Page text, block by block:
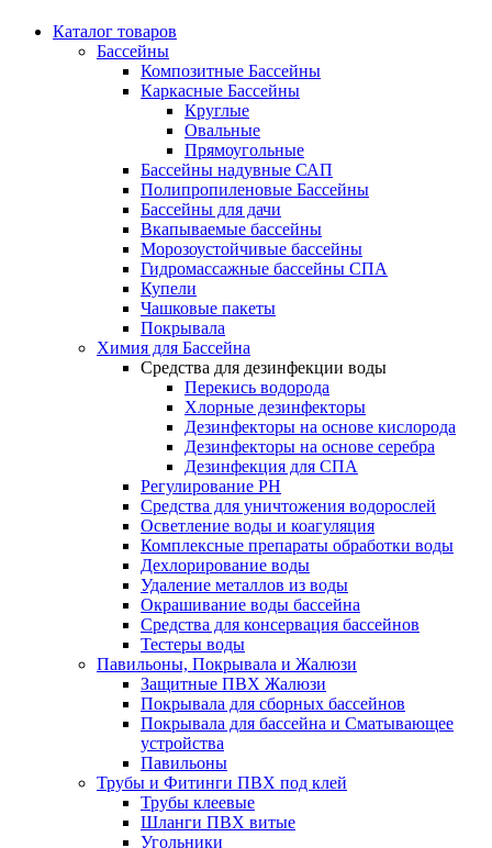
Каталог товаров
Бассейны
Композитные Бассейны
Каркасные Бассейны
Круглые
Овальные
Прямоугольные
Бассейны надувные САП
Полипропиленовые Бассейны
Бассейны для дачи
Вкапываемые бассейны
Морозоустойчивые бассейны
Гидромассажные бассейны СПА
Купели
Чашковые пакеты
Покрывала
Химия для Бассейна
Средства для дезинфекции воды
Перекись водорода
Хлорные дезинфекторы
Дезинфекторы на основе кислорода
Дезинфекторы на основе серебра
Дезинфекция для СПА
Регулирование РН
Средства для уничтожения водорослей
Осветление воды и коагуляция
Комплексные препараты обработки воды
Дехлорирование воды
Удаление металлов из воды
Окрашивание воды бассейна
Средства для консервация бассейнов
Тестеры воды
Павильоны, Покрывала и Жалюзи
Защитные ПВХ Жалюзи
Покрывала для сборных бассейнов
Покрывала для бассейна и Сматывающее
устройства
Павильоны
Трубы и Фитинги ПВХ под клей
Трубы клеевые
Шланги ПВХ витые
Угольники